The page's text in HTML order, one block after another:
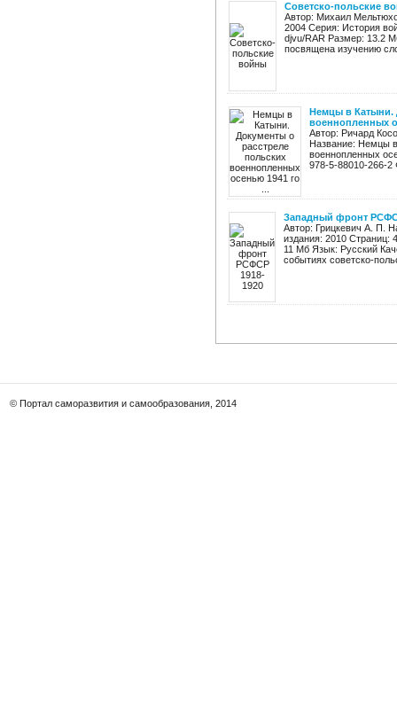
Советско-польские
Автор: Михаил
2004 Серия: История
djvu/RAR Размер: 13.2
посвящена изучению
Немцы в Катыни.
военнопленных
Автор: Ричард
Название: Немцы
военнопленных
978-5-88010-266-
Западный фронт
Автор: Грицкевич А. П.
издания: 2010 Страниц:
11 Мб Язык: Русский
событиях советско-
© Портал саморазвития и самообразования, 2014